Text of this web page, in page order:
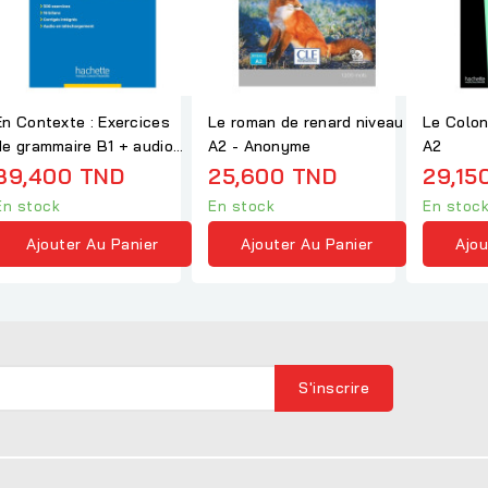
Contexte : Exercices
grammaire B1 + audio
+ corrigés
TND
stock
Ajouter Au Panier
Le roman de renard niveau
A2 - Anonyme
25,600 TND
En stock
Ajouter Au Panier
Le
A2
En stock